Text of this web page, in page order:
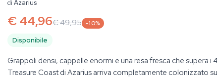
di Azarius
€ 44,96€ 49,95 -10%
Disponibile
Grappoli densi, cappelle enormi e una resa fresca che supera i
Treasure Coast di Azarius arriva completamente colonizzato